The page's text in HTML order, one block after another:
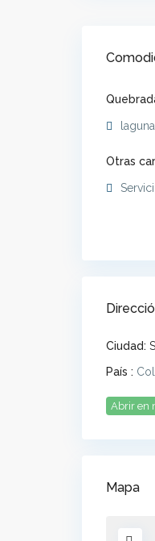
Otras
Ciudad:
País :
Abrir en
Mapa